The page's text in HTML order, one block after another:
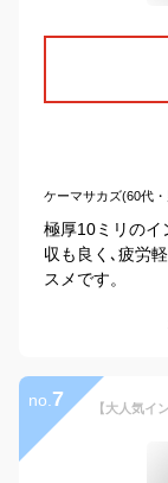
ケーマサカズ(60代
極厚10ミリのイ
収も良く､疲労
スメです。
no. 7